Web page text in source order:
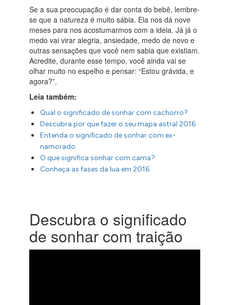
Se a sua preocupação é dar conta do bebê, lembre-
se que a natureza é muito sábia. Ela nos dá nove
meses para nos acostumarmos com a ideia. Já já o
medo vai virar alegria, ansiedade, medo de novo e
outras sensações que você nem sabia que existiam.
Acredite, durante esse tempo, você ainda vai se
olhar muito no espelho e pensar: “Estou grávida, e
agora?”.
Leia também:
Qual o significado de sonhar com cachorro?
Descubra por que fazer o seu mapa astral 2016
Entenda o significado de sonhar com ex-
namorado
O que significa sonhar com cama?
Conheça as fases da lua em 2016
Descubra o significado
de sonhar com traição